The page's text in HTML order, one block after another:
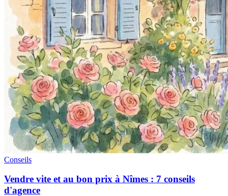
Conseils
Vendre vite et au bon prix à Nîmes : 7 conseils
d'agence